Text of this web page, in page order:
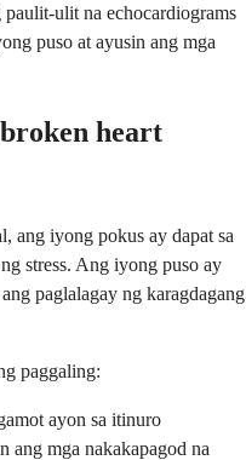
ulit na echocardiograms
puso at ayusin ang mga
heart
ang iyong pokus ay dapat sa
stress. Ang iyong puso ay
paglalagay ng karagdagang
paggaling:
ayon sa itinuro
ang mga nakakapagod na